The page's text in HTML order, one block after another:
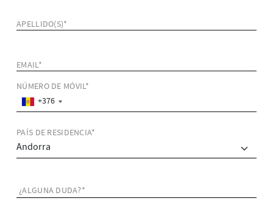
APELLIDO(S)*
EMAIL*
NÚMERO DE MÓVIL*
+376
PAÍS DE RESIDENCIA*
¿ALGUNA DUDA?*